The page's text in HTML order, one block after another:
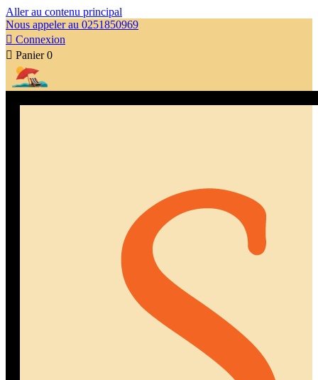
Aller au contenu principal
Nous appeler au 0251850969
 Connexion
 Panier 0